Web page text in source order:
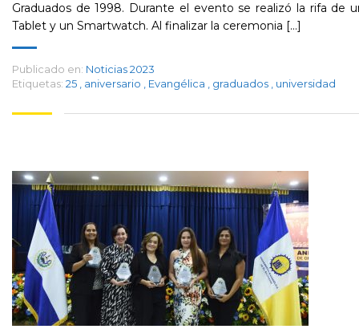
Graduados de 1998. Durante el evento se realizó la rifa de
Tablet y un Smartwatch. Al finalizar la ceremonia [...]
Publicado en: Noticias 2023
Etiquetas: 25 aniversario Evangélica graduados universidad